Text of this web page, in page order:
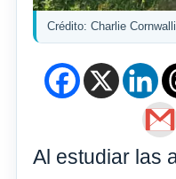
Crédito: Charlie
Al estudiar las